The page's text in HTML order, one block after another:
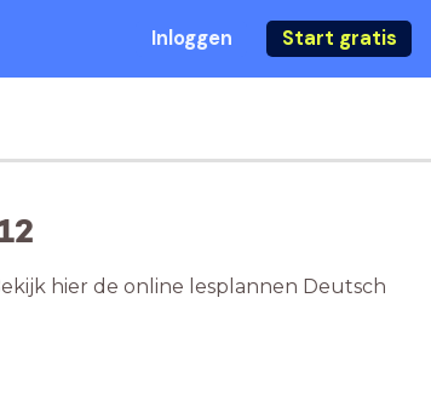
Inloggen Start gratis
hier de online lesplannen Deutsch